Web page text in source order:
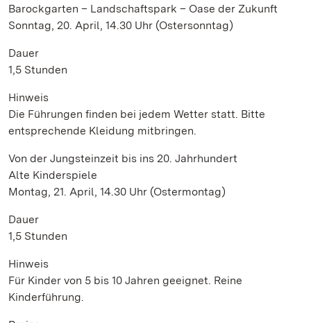
Barockgarten – Landschaftspark – Oase der Zukunft
Sonntag, 20. April, 14.30 Uhr (Ostersonntag)
Dauer
1,5 Stunden
Hinweis
Die Führungen finden bei jedem Wetter statt. Bitte
entsprechende Kleidung mitbringen.
Von der Jungsteinzeit bis ins 20. Jahrhundert
Alte Kinderspiele
Montag, 21. April, 14.30 Uhr (Ostermontag)
Dauer
1,5 Stunden
Hinweis
Für Kinder von 5 bis 10 Jahren geeignet. Reine
Kinderführung.